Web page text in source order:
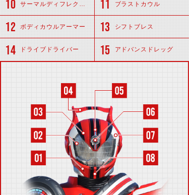
サーマルディフレクター ブラストカウル
ボディカウルアーマー シフトブレス
ドライブドライバー アドバンスドレッグ